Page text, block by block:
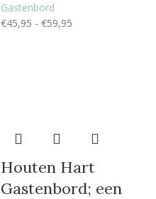
Gastenbord
€45,95 - €59,95
Houten Hart
Gastenbord; een